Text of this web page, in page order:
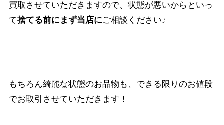
買取させていただきますので、状態が悪いからといっ
て捨てる前にまず当店にご相談ください♪
もちろん綺麗な状態のお品物も、できる限りのお値段
でお取引させていただきます！